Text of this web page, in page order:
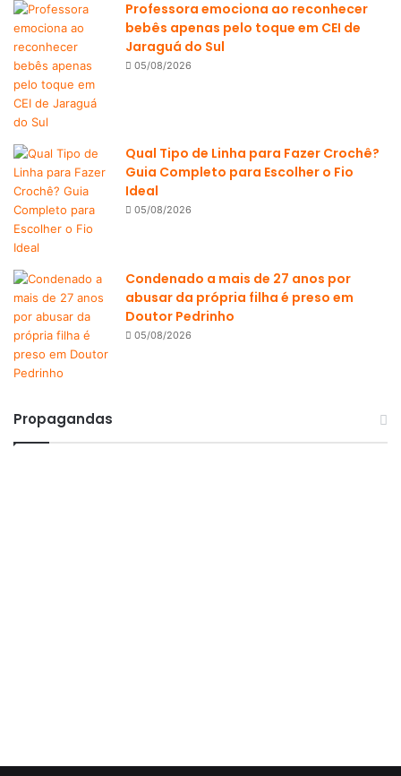
Professora emociona ao reconhecer
bebês apenas pelo toque em CEI de
Jaraguá do Sul
05/08/2026
Qual Tipo de Linha para Fazer Crochê?
Guia Completo para Escolher o Fio
Ideal
05/08/2026
Condenado a mais de 27 anos por
abusar da própria filha é preso em
Doutor Pedrinho
05/08/2026
Propagandas